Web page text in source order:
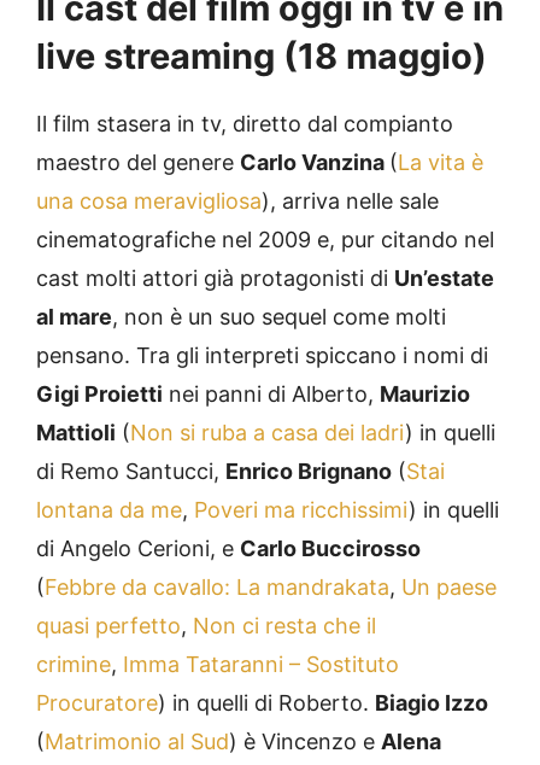
live streaming (18 maggio)
Il film stasera in tv, diretto dal compianto
maestro del genere Carlo Vanzina (La vita è
una cosa meravigliosa), arriva nelle sale
cinematografiche nel 2009 e, pur citando nel
cast molti attori già protagonisti di Un’estate
al mare, non è un suo sequel come molti
pensano. Tra gli interpreti spiccano i nomi di
Gigi Proietti nei panni di Alberto, Maurizio
Mattioli (Non si ruba a casa dei ladri) in quelli
di Remo Santucci, Enrico Brignano (Stai
lontana da me, Poveri ma ricchissimi) in quelli
di Angelo Cerioni, e Carlo Buccirosso
(Febbre da cavallo: La mandrakata, Un paese
quasi perfetto, Non ci resta che il
crimine, Imma Tataranni – Sostituto
Procuratore) in quelli di Roberto. Biagio Izzo
(Matrimonio al Sud) è Vincenzo e Alena